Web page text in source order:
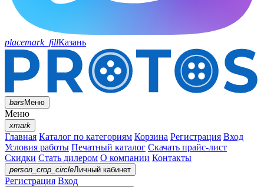
placemark_fillКазань
barsМеню
Меню
xmark
Главная Каталог по категориям Корзина Регистрация Вход
Условия работы Печатный каталог Скачать прайс-лист
Скидки Стать дилером О компании Контакты
person_crop_circleЛичный кабинет
Регистрация Вход